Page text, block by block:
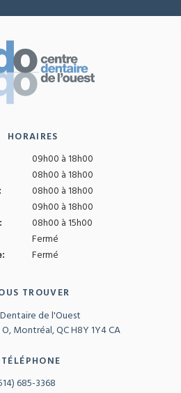
HORAIRES
09h00 à 18h00
08h00 à 18h00
08h00 à 18h00
09h00 à 18h00
08h00 à 15h00
Fermé
Fermé
TROUVER
de l'Ouest
Montréal QCH8Y 1Y4CA
TÉLÉPHONE
685-3368